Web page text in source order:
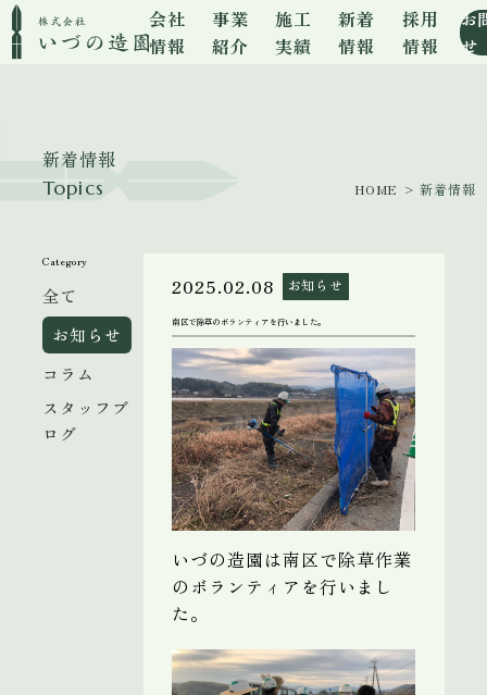
会社
情報
事業
紹介
施工
実績
新着
情報
採用
情報
お
せ
新着情報
Topics HOME > 新着情報
Category
全て
お知らせ
コラム
スタッフブ
ログ
2025.02.08 お知らせ
南区で除草のボランティアを行いました。
いづの造園は南区で除草作業
のボランティアを行いまし
た。